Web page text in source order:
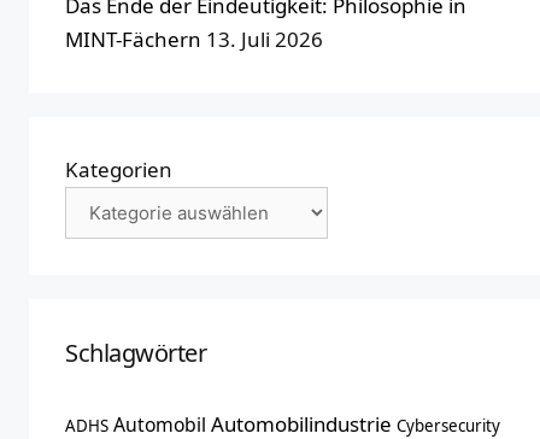
MINT-Fächern 13. Juli 2026
Kategorien
Schlagwörter
ADHS Automobil Automobilindustrie Cybersecurity